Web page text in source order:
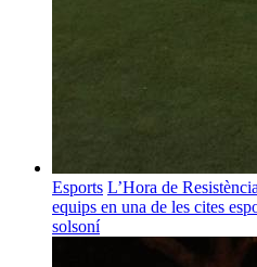
Esports L’Hora de
equips en una de les cites
solsoní